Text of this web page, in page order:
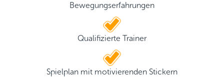
Bewegungserfahrungen
Qualifizierte Trainer
Spielplan mit motivierenden Stickern